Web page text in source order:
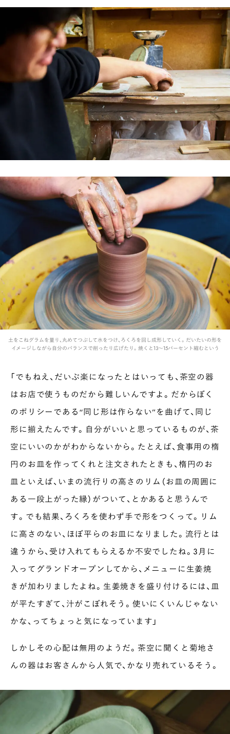
INTERVIEW
Ocha SURU? Lab.
PAUSE & INSPIRE
ファーストプレイスで、お茶を
COLUMN
COLOURS BY CHAGOCORO
土をこねグラムを量り、丸めてつぶして水をつけ、ろくろを回し成形していく。だいたいの形を
イメージしながら自分のバランスで削ったり広げたり。焼くと13〜15パーセント縮むという
「でもねえ、だいぶ楽になったとはいっても、茶空の器
はお店で使うものだから難しいんですよ。だからぼく
のポリシーである“同じ形は作らない”を曲げて、同じ
形に揃えたんです。自分がいいと思っているものが、茶
空にいいのかがわからないから。たとえば、食事用の楕
円のお皿を作ってくれと注文されたときも、楕円のお
皿といえば、いまの流行りの高さのリム（お皿の周囲に
ある一段上がった縁）がついて、とかあると思うんで
す。でも結果、ろくろを使わず手で形をつくって。リム
に高さのない、ほぼ平らのお皿になりました。流行とは
違うから、受け入れてもらえるか不安でしたね。３月に
入ってグランドオープンしてから、メニューに生姜焼
きが加わりましたよね。生姜焼きを盛り付けるには、皿
が平たすぎて、汁がこぼれそう。使いにくいんじゃない
かな、ってちょっと気になっています」
しかしその心配は無用のようだ。茶空に聞くと菊地さ
んの器はお客さんから人気で、かなり売れているそう。